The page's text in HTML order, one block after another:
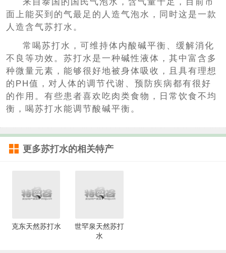
面上能买到的气最足的人造气泡水，同时这是一款
人造含气苏打水。
常喝苏打水，可维持体内酸碱平衡、缓解消化
不良等功效。苏打水是一种碱性液体，其中富含多
种微量元素，能够很好地被身体吸收，且具有理想
的PH值，对人体的调节代谢、预防疾病都有很好
的作用。有些患者喜欢吃肉类食物，日常饮食不均
衡，喝苏打水能调节酸碱平衡。
更多苏打水的相关特产
克东天然苏打水
世罕泉天然苏打
水